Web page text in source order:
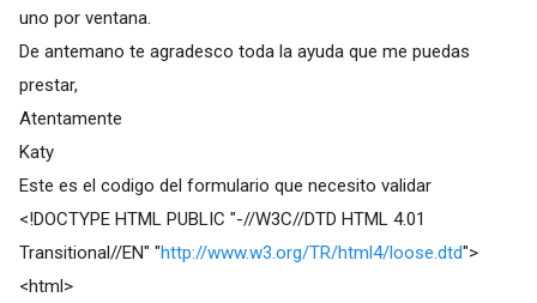
uno por ventana.
De antemano te agradesco toda la ayuda que me puedas
prestar,
Atentamente
Katy
Este es el codigo del formulario que necesito validar
<!DOCTYPE HTML PUBLIC "-//W3C//DTD HTML 4.01
Transitional//EN" "http://www.w3.org/TR/html4/loose.dtd">
<html>